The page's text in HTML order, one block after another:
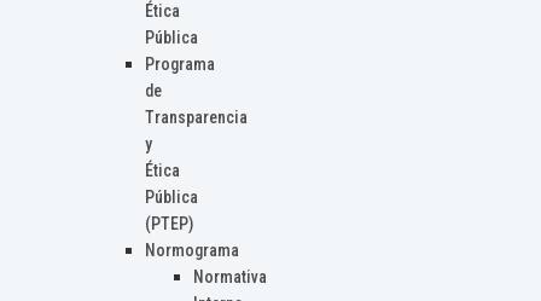
Ética
Pública
Programa
de
Transparencia
y
Ética
Pública
(PTEP)
Normograma
Normativa